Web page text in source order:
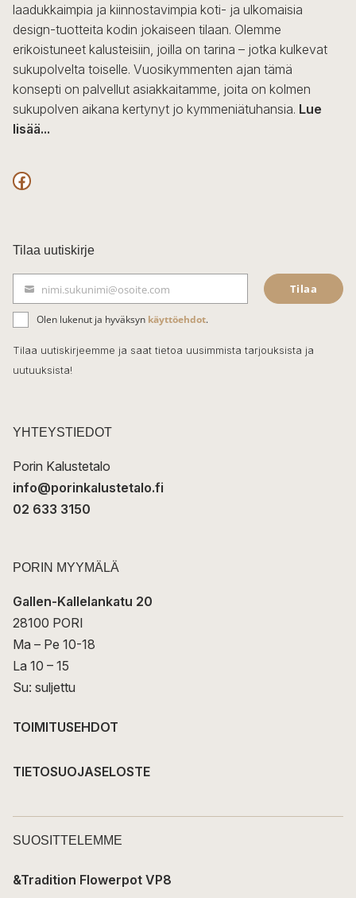
laadukkaimpia ja kiinnostavimpia koti- ja ulkomaisia
design-tuotteita kodin jokaiseen tilaan. Olemme
erikoistuneet kalusteisiin, joilla on tarina – jotka kulkevat
sukupolvelta toiselle. Vuosikymmenten ajan tämä
konsepti on palvellut asiakkaitamme, joita on kolmen
sukupolven aikana kertynyt jo kymmeniätuhansia. Lue
lisää...
F
c
e
b
o
o
k
Tilaa uutiskirje
ä
h
k
t
nimi.sukunimi@osoite.com Tilaa
Olen lukenut ja hyväksyn käyttöehdot.
Tilaa uutiskirjeemme ja saat tietoa uusimmista tarjouksista ja
uutuuksista!
YHTEYSTIEDOT
Porin Kalustetalo
info@porinkalustetalo.fi
02 633 3150
PORIN MYYMÄLÄ
Gallen-Kallelankatu 20
28100 PORI
Ma – Pe 10-18
La 10 – 15
Su: suljettu
TOIMITUSEHDOT
TIETOSUOJASELOSTE
SUOSITTELEMME
&Tradition Flowerpot VP8